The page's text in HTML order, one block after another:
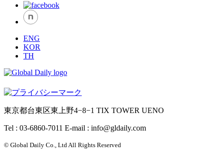
ENG
KOR
TH
東京都台東区東上野4−8−1 TIX TOWER UENO
Tel : 03-6860-7011 E-mail : info@gldaily.com
© Global Daily Co., Ltd All Rights Reserved